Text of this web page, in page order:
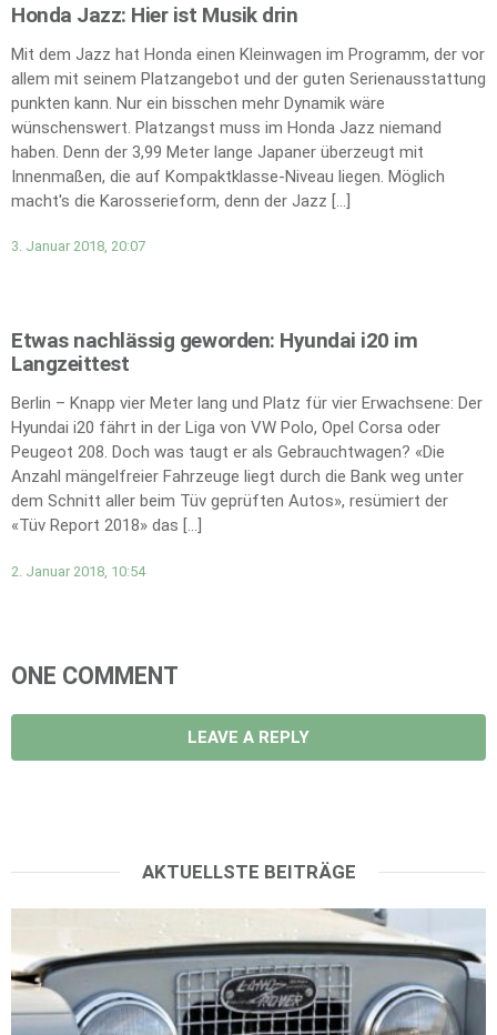
Honda Jazz: Hier ist Musik drin
Mit dem Jazz hat Honda einen Kleinwagen im Programm, der vor
allem mit seinem Platzangebot und der guten Serienausstattung
punkten kann. Nur ein bisschen mehr Dynamik wäre
wünschenswert. Platzangst muss im Honda Jazz niemand
haben. Denn der 3,99 Meter lange Japaner überzeugt mit
Innenmaßen, die auf Kompaktklasse-Niveau liegen. Möglich
macht's die Karosserieform, denn der Jazz […]
3. Januar 2018, 20:07
Etwas nachlässig geworden: Hyundai i20 im
Langzeittest
Berlin – Knapp vier Meter lang und Platz für vier Erwachsene: Der
Hyundai i20 fährt in der Liga von VW Polo, Opel Corsa oder
Peugeot 208. Doch was taugt er als Gebrauchtwagen? «Die
Anzahl mängelfreier Fahrzeuge liegt durch die Bank weg unter
dem Schnitt aller beim Tüv geprüften Autos», resümiert der
«Tüv Report 2018» das […]
2. Januar 2018, 10:54
ONE COMMENT
LEAVE A REPLY
AKTUELLSTE BEITRÄGE